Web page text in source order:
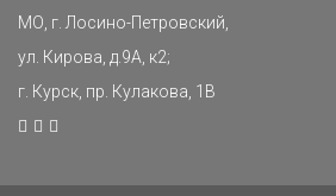
МО, г. Лосино-Петровский,
ул. Кирова, д.9А, к2;
г. Курск, пр. Кулакова, 1В